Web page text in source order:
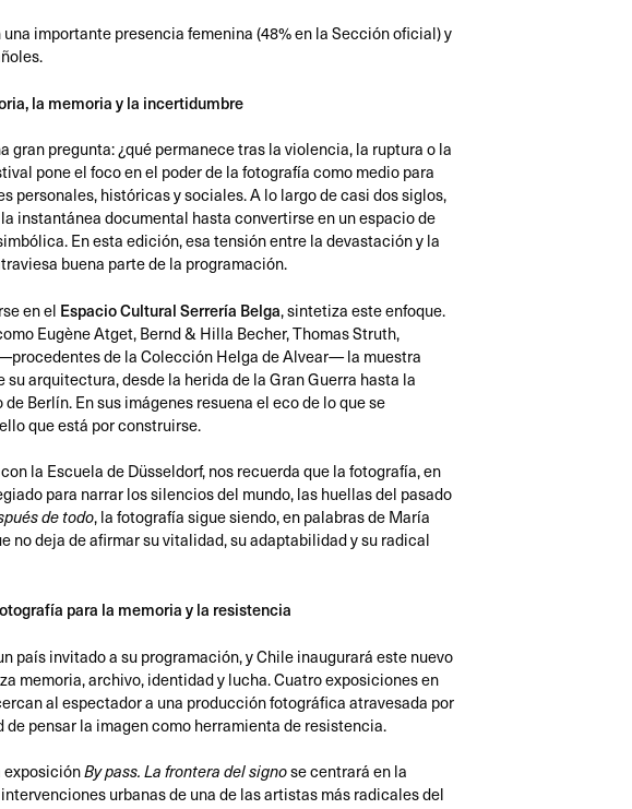
importante presencia femenina (48% en la Sección oficial) y
la memoria y la incertidumbre
gran pregunta: ¿qué permanece tras la violencia, la ruptura o la
pone el foco en el poder de la fotografía como medio para
personales, históricas y sociales. A lo largo de casi dos siglos,
instantánea documental hasta convertirse en un espacio de
En esta edición, esa tensión entre la devastación y la
buena parte de la programación.
en el Espacio Cultural Serrería Belga, sintetiza este enfoque.
Eugène Atget, Bernd & Hilla Becher, Thomas Struth,
de la Colección Helga de Alvear— la muestra
arquitectura, desde la herida de la Gran Guerra hasta la
Berlín. En sus imágenes resuena el eco de lo que se
que está por construirse.
la Escuela de Düsseldorf, nos recuerda que la fotografía, en
para narrar los silencios del mundo, las huellas del pasado
de todo, la fotografía sigue siendo, en palabras de María
no deja de afirmar su vitalidad, su adaptabilidad y su radical
para la memoria y la resistencia
país invitado a su programación, y Chile inaugurará este nuevo
memoria, archivo, identidad y lucha. Cuatro exposiciones en
al espectador a una producción fotográfica atravesada por
pensar la imagen como herramienta de resistencia.
exposiciónBy pass. La frontera del signose centrará en la
urbanas de una de las artistas más radicales del